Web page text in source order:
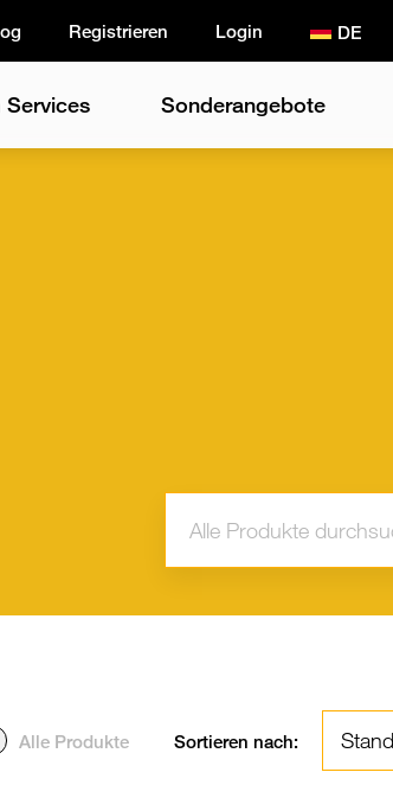
Sonderangebote
Registrieren Login
Alle Produkte Sortieren nach: